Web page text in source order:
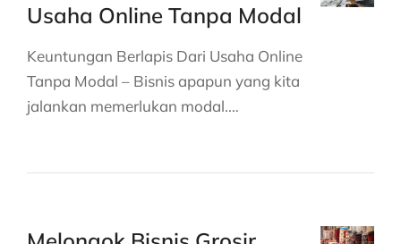
Usaha Online Tanpa Modal
Keuntungan Berlapis Dari Usaha Online
Tanpa Modal – Bisnis apapun yang kita
jalankan memerlukan modal.…